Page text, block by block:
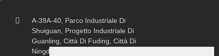
A-39A-40, Parco Industriale Di
Shuiguan, Progetto Industriale Di
Guanling, Città Di Fuding, Città Di
Ningde, Provincia Del Fujian.